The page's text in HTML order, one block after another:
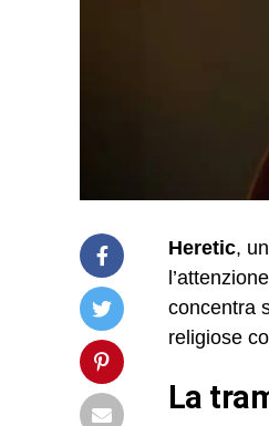
Heretic,
concentra
religiose
la